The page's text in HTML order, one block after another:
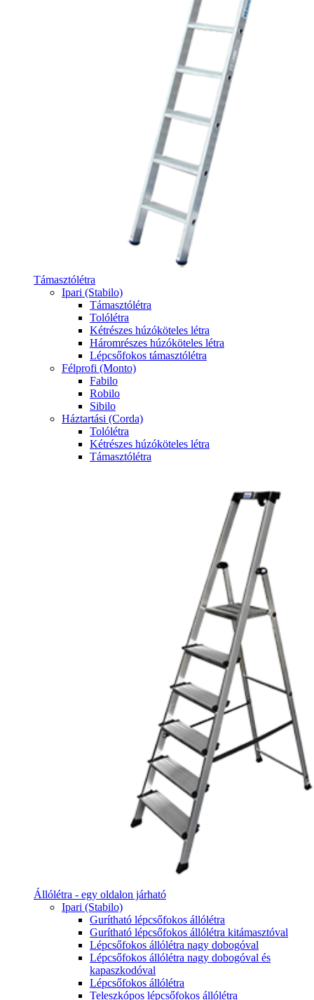
Támasztólétra
Ipari (Stabilo)
Támasztólétra
Tolólétra
Kétrészes húzóköteles létra
Háromrészes húzóköteles létra
Lépcsőfokos támasztólétra
Félprofi (Monto)
Fabilo
Robilo
Sibilo
Háztartási (Corda)
Tolólétra
Kétrészes húzóköteles létra
Támasztólétra
Állólétra - egy oldalon járható
Ipari (Stabilo)
Gurítható lépcsőfokos állólétra
Gurítható lépcsőfokos állólétra kitámasztóval
Lépcsőfokos állólétra nagy dobogóval
Lépcsőfokos állólétra nagy dobogóval és
kapaszkodóval
Lépcsőfokos állólétra
Teleszkópos lépcsőfokos állólétra